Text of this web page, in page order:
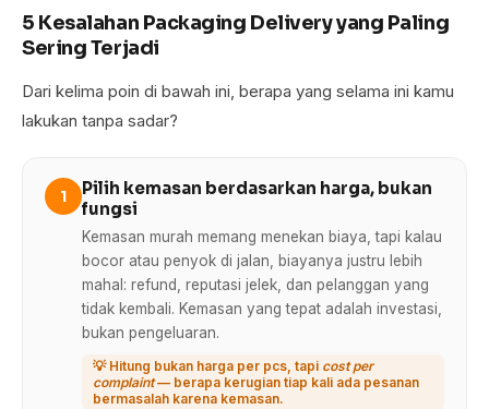
5 Kesalahan Packaging Delivery yang Paling
Sering Terjadi
Dari kelima poin di bawah ini, berapa yang selama ini kamu
lakukan tanpa sadar?
1
Pilih kemasan berdasarkan harga, bukan
fungsi
Kemasan murah memang menekan biaya, tapi kalau
bocor atau penyok di jalan, biayanya justru lebih
mahal: refund, reputasi jelek, dan pelanggan yang
tidak kembali. Kemasan yang tepat adalah investasi,
bukan pengeluaran.
💡 Hitung bukan harga per pcs, tapi cost per
complaint— berapa kerugian tiap kali ada pesanan
bermasalah karena kemasan.